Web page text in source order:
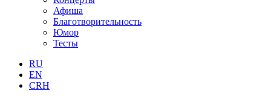
Афиша
Благотворительность
Юмор
Тесты
RU
EN
CRH